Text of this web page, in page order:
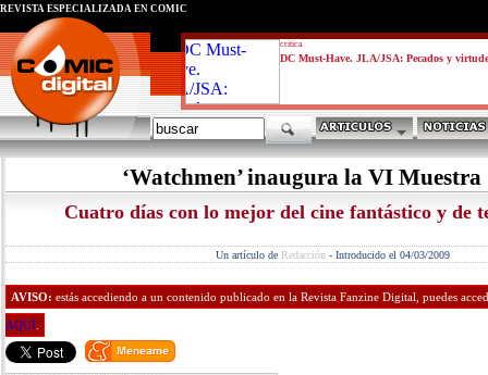
critica
DC Must-Have. JLA/JSA: Pecados y
REVISTA ESPECIALIZADA EN CÓMIC
‘Watchmen’ inaugura la VI Muestra
Cuatro días con lo mejor del cine fantástico y de
Un artículo de Redacción - Introducido el 04/03/2009
AVISO: estás accediendo a un contenido publicado en la Revista Fanzine Digital, puedes
AQUÍ